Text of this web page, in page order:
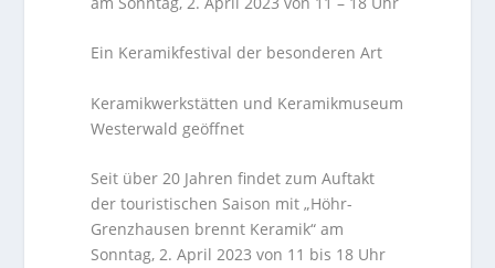
Ein Keramikfestival der besonderen Art
Keramikwerkstätten und Keramikmuseum
Westerwald geöffnet
Seit über 20 Jahren findet zum Auftakt
der touristischen Saison mit „Höhr-
Grenzhausen brennt Keramik“ am
Sonntag, 2. April 2023 von 11 bis 18 Uhr